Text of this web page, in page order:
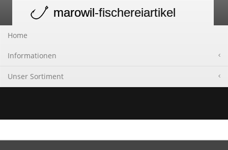
navigation
marowil-fischereiartikel
Home
Informationen
Unser Sortiment